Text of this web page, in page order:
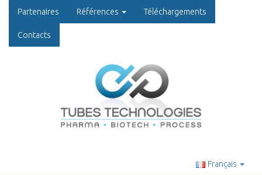
Partenaires Références Téléchargements
Contacts
Français